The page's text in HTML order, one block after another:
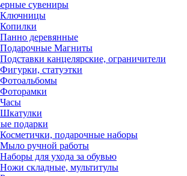
сувениры
деревянные
Магниты
канцелярские, ограничители
статуэтки
подарки
подарочные наборы
ручной работы
для ухода за обувью
складные, мультитулы